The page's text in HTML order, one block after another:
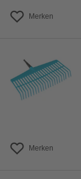
Merken
Merken